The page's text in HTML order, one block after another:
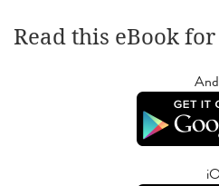
Read this eBook